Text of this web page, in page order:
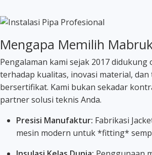
Mengapa Memilih
Pengalaman kami sejak 2017 didukung
terhadap kualitas, inovasi material,
bersertifikat. Kami bukan sekadar
partner solusi teknis Anda.
Presisi Manufaktur: Fabrikasi
mesin modern untuk *fitting*